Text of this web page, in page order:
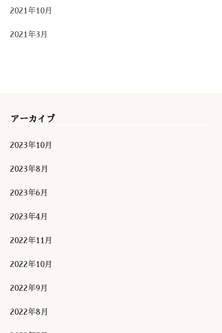
2021年10月
2021年3月
アーカイブ
2023年10月
2023年8月
2023年6月
2023年4月
2022年11月
2022年10月
2022年9月
2022年8月